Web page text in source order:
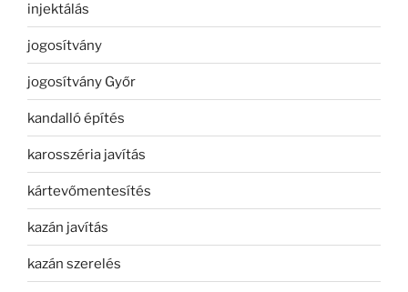
injektálás
jogosítvány
jogosítvány Győr
kandalló építés
karosszéria javítás
kártevőmentesítés
kazán javítás
kazán szerelés